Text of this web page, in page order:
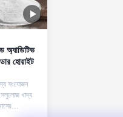
অ্যাডিটিভ
হোয়াইট
সংযোজন
খাদ্য